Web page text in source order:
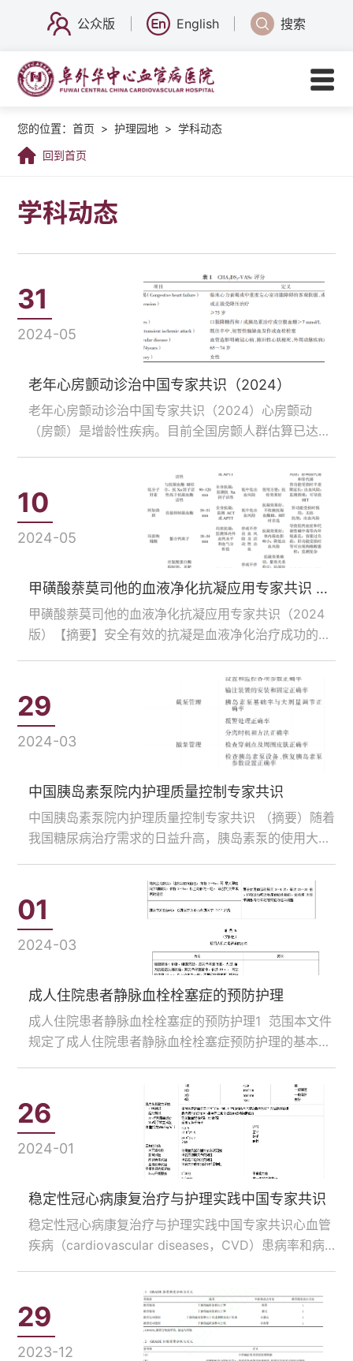
公众版 English 搜索
您的位置：首页 > 护理园地 > 学科动态
回到首页
学科动态
31
2024-05
老年心房颤动诊治中国专家共识（2024）
老年心房颤动诊治中国专家共识（2024）心房颤动
（房颤）是增龄性疾病。目前全国房颤人群估算已达
的老年人罹患房颤，在老年房颤的诊疗上面临巨大的
挑...
10
2024-05
甲磺酸萘莫司他的血液净化抗凝应用专家共识 （2024版）
甲磺酸萘莫司他的血液净化抗凝应用专家共识（2024
版）【摘要】安全有效的抗凝是血液净化治疗成功的先
酸蛋白酶抑制剂，具有多靶点抗凝效应，作用于凝血
酶、Ⅶa...
29
2024-03
中国胰岛素泵院内护理质量控制专家共识
中国胰岛素泵院内护理质量控制专家共识 （摘要）随着
我国糖尿病治疗需求的日益升高，胰岛素泵的使用大幅
段。为协助各级医疗机构及全院各科室保障胰岛素泵...
01
2024-03
成人住院患者静脉血栓栓塞症的预防护理
成人住院患者静脉血栓栓塞症的预防护理1 范围本文件
规定了成人住院患者静脉血栓栓塞症预防护理的基本要
件下列文件中的内容通过文中的...
26
2024-01
稳定性冠心病康复治疗与护理实践中国专家共识
稳定性冠心病康复治疗与护理实践中国专家共识心血管
疾病（cardiovascular diseases，CVD）患病率和病
因。 研究显示 ，心脏康复（cardiac rehabilitation，
CR）可有效降低……...
29
2023-12